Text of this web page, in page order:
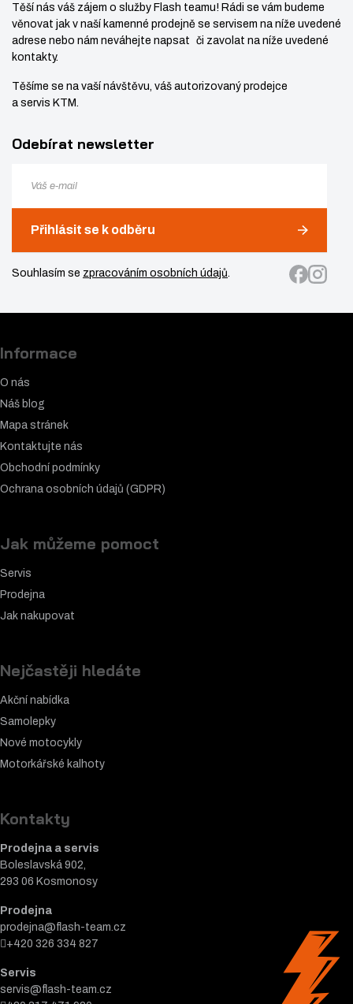
Těší nás váš zájem o služby Flash teamu! Rádi se vám budeme
věnovat jak v naší kamenné prodejně se servisem na níže uvedené
adrese nebo nám neváhejte napsat či zavolat na níže uvedené
kontakty.
Těšíme se na vaší návštěvu, váš autorizovaný prodejce
a servis KTM.
Odebírat newsletter
Přihlásit se k odběru
Souhlasím se zpracováním osobních údajů.
Informace
O nás
Náš blog
Mapa stránek
Kontaktujte nás
Obchodní podmínky
Ochrana osobních údajů (GDPR)
Jak můžeme pomoct
Servis
Prodejna
Jak nakupovat
Nejčastěji hledáte
Akční nabídka
Samolepky
Nové motocykly
Motorkářské kalhoty
Kontakty
Prodejna a servis
Boleslavská 902,
293 06 Kosmonosy
Prodejna
prodejna@flash-team.cz
+420 326 334 827
Servis
servis@flash-team.cz